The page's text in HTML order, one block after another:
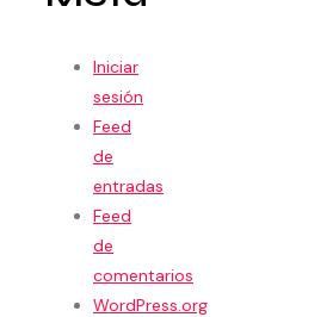
Iniciar
sesión
Feed
de
entradas
Feed
de
comentarios
WordPress.org